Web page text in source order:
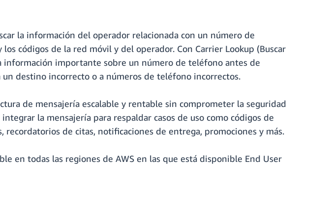
la información del operador relacionada con un número de
códigos de la red móvil y del operador. Con Carrier Lookup (Buscar
información importante sobre un número de teléfono antes de
destino incorrecto o a números de teléfono incorrectos.
de mensajería escalable y rentable sin comprometer la seguridad
la mensajería para respaldar casos de uso como códigos de
recordatorios de citas, notificaciones de entrega, promociones y más.
en todas las regiones de AWS en las que está disponible End User